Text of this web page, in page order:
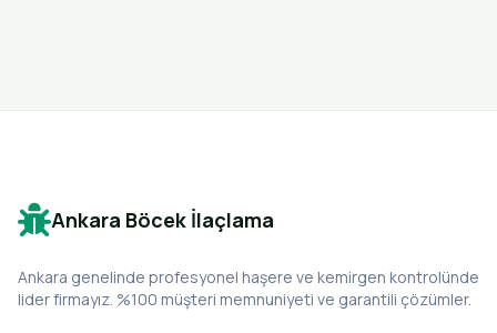
Ankara Böcek İlaçlama
Ankara genelinde profesyonel haşere ve kemirgen kontrolünde
lider firmayız. %100 müşteri memnuniyeti ve garantili çözümler.